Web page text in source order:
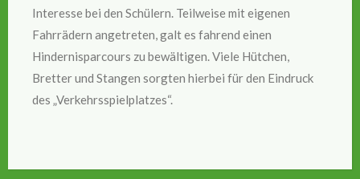
Interesse bei den Schülern. Teilweise mit eigenen
Fahrrädern angetreten, galt es fahrend einen
Hindernisparcours zu bewältigen. Viele Hütchen,
Bretter und Stangen sorgten hierbei für den Eindruck
des „Verkehrsspielplatzes“.